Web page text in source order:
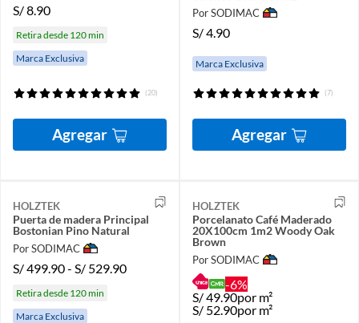
S/8.90
Retira desde 120 min
Marca Exclusiva
(20)
Agregar
Por SODIMAC
S/4.90
Marca Exclusiva
(7)
Agregar
HOLZTEK
Puerta de madera Principal
Bostonian Pino Natural
Por SODIMAC
S/499.90- S/ 529.90
Retira desde 120 min
Marca Exclusiva
HOLZTEK
Porcelanato Café Maderado
20X100cm 1m2 Woody Oak
Brown
Por SODIMAC
-6%
S/49.90por m²
S/ 52.90por m²